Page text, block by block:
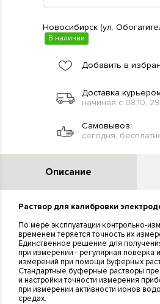
Новосибирск (ул.
В наличии
Добавить в
Доставка
начиная с 08.10,
Самовывоз:
сегодня,
Описание
Раствор для калибровки
По мере эксплуатации контрольно-
временем теряется точность их
Единственное решение для
при измерении - регулярная поверка
измерений при помощи Буферных
Стандартные буферные растворы
и настройки точности измерения
при измерении активности ионов
средах.